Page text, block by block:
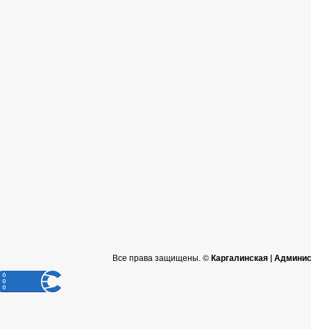
Все права защищены. ©Каргалинская |